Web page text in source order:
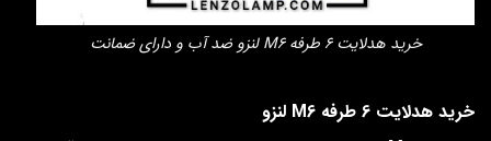
خرید هدلایت 6 طرفه M6 لنزو ضد آب و دارای ضمانت
خرید هدلایت 6 طرفه M6 لنزو